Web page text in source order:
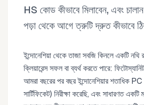
HS কোড কীভাবে মিলাবেন, এবং
পড়া থেকে আগে ত্রুটি দ্রুত কীভাবে
ইন্দোনেশিয়া থেকে তাজা সবজি কিনলে একটি নথি
ক্লিয়ারেন্স সফল বা ব্যর্থ করতে পারে:
আমরা বছরের পর বছর ইন্দোনেশিয়ার শতাধিক PC
সার্টিফিকেট) নিরীক্ষা করেছি, এবং সাধারণত